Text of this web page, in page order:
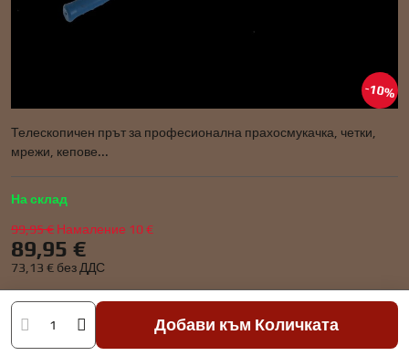
10%
Телескопичен прът за професионална прахосмукачка, четки,
мрежи, кепове...
На склад
99,95 € Намаление 10 €
89,95 €
73,13 € без ДДС
Добави към Количката